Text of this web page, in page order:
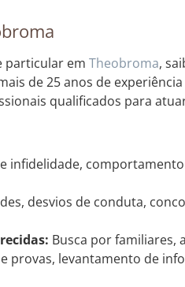
particular em Theobroma,
de 25 anos de
qualificados para
infidelidade,
desvios de conduta,
Busca por familiares,
provas, levantamento de